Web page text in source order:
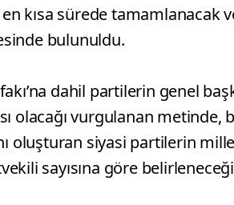
en kısa sürede tamamlanacak
bulunuldu.
dahil partilerin genel
olacağı vurgulanan metinde,
oluşturan siyasi partilerin
sayısına göre